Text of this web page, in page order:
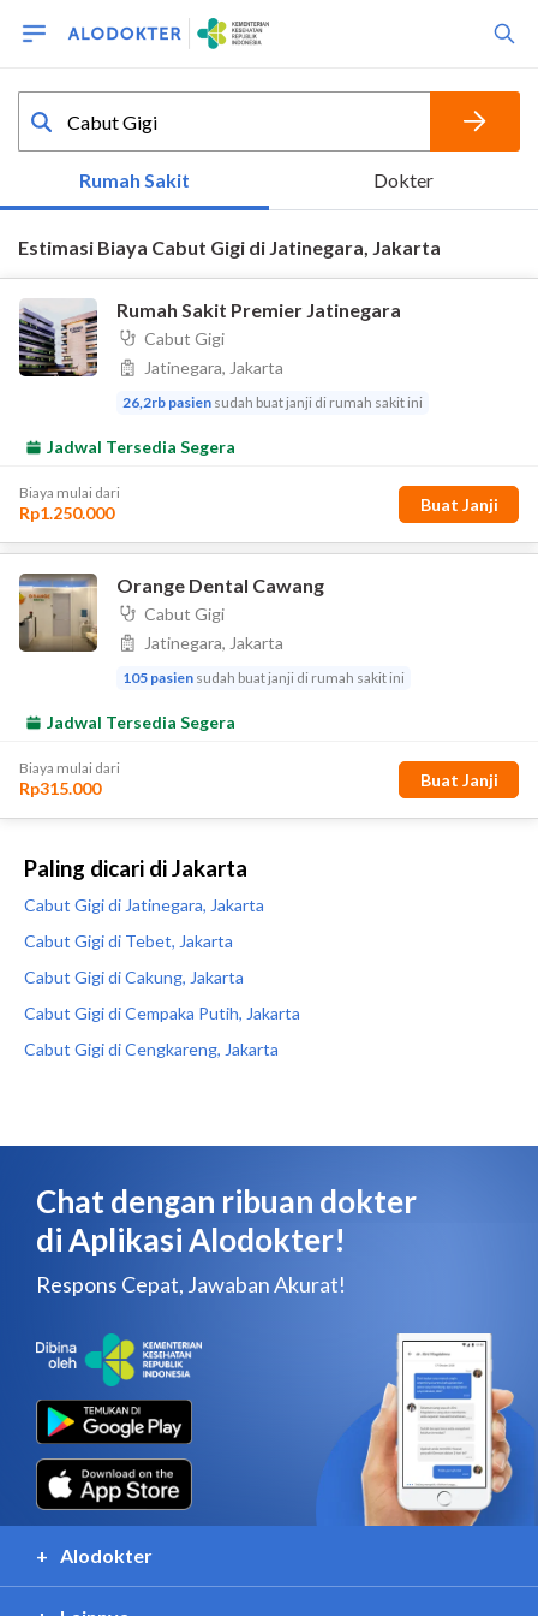
Paling dicari di Jakarta
Cabut Gigi di Jatinegara, Jakarta
Cabut Gigi di Tebet, Jakarta
Cabut Gigi di Cakung, Jakarta
Cabut Gigi di Cempaka Putih, Jakarta
Cabut Gigi di Cengkareng, Jakarta